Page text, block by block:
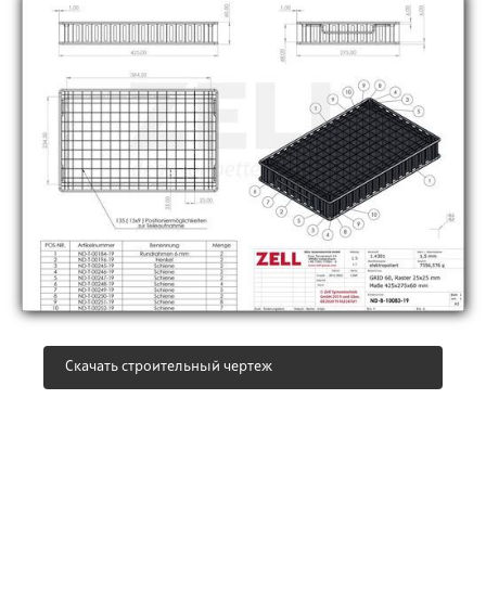
Скачать строительный чертеж